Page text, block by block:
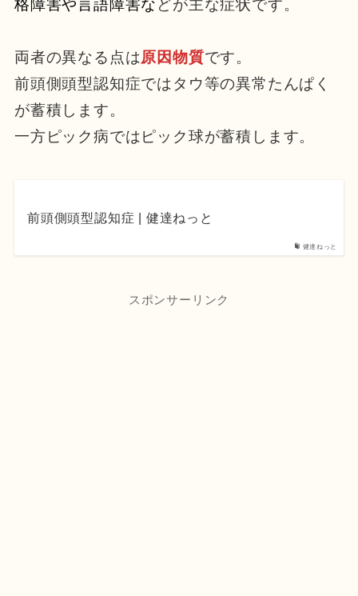
格障害や言語障害な どが主な症状です。
両者の異なる点は原因物質です。
前頭側頭型認知症ではタウ等の異常たんぱく
が蓄積します。
一方ピック病ではピック球が蓄積します。
健達ねっと
前頭側頭型認知症 | 健達ねっと
スポンサーリンク